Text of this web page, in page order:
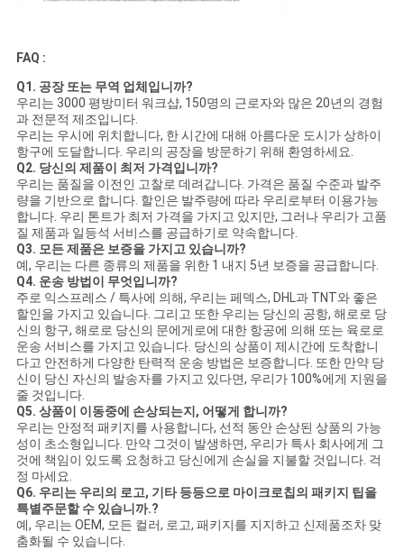
FAQ :
Q1. 공장 또는 무역 업체입니까?
우리는 3000 평방미터 워크샵, 150명의 근로자와 많은 20년의 경험
과 전문적 제조입니다.
우리는 우시에 위치합니다, 한 시간에 대해 아름다운 도시가 상하이
항구에 도달합니다. 우리의 공장을 방문하기 위해 환영하세요.
Q2. 당신의 제품이 최저 가격입니까?
우리는 품질을 이전인 고찰로 데려갑니다. 가격은 품질 수준과 발주
량을 기반으로 합니다. 할인은 발주량에 따라 우리로부터 이용가능
합니다. 우리 톤트가 최저 가격을 가지고 있지만, 그러나 우리가 고품
질 제품과 일등석 서비스를 공급하기로 약속합니다.
Q3. 모든 제품은 보증을 가지고 있습니까?
예, 우리는 다른 종류의 제품을 위한 1 내지 5년 보증을 공급합니다.
Q4. 운송 방법이 무엇입니까?
주로 익스프레스 / 특사에 의해, 우리는 페덱스, DHL과 TNT와 좋은
할인을 가지고 있습니다. 그리고 또한 우리는 당신의 공항, 해로로 당
신의 항구, 해로로 당신의 문에게로에 대한 항공에 의해 또는 육로로
운송 서비스를 가지고 있습니다. 당신의 상품이 제시간에 도착합니
다고 안전하게 다양한 탄력적 운송 방법은 보증합니다. 또한 만약 당
신이 당신 자신의 발송자를 가지고 있다면, 우리가 100%에게 지원을
줄 것입니다.
Q5. 상품이 이동중에 손상되는지, 어떻게 합니까?
우리는 안정적 패키지를 사용합니다, 선적 동안 손상된 상품의 가능
성이 초소형입니다. 만약 그것이 발생하면, 우리가 특사 회사에게 그
것에 책임이 있도록 요청하고 당신에게 손실을 지불할 것입니다. 걱
정 마세요.
Q6. 우리는 우리의 로고, 기타 등등으로 마이크로칩의 패키지 팁을
특별주문할 수 있습니까.?
예, 우리는 OEM, 모든 컬러, 로고, 패키지를 지지하고 신제품조차 맞
춤화될 수 있습니다.